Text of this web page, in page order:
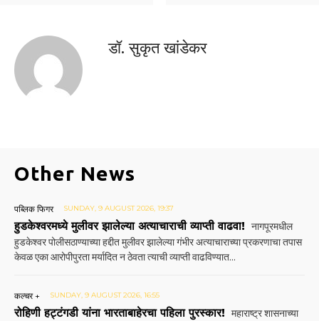
डॉ. सुकृत खांडेकर
Other News
पब्लिक फिगर SUNDAY, 9 AUGUST 2026, 19:37
हुडकेश्वरमध्ये मुलीवर झालेल्या अत्याचाराची व्याप्ती वाढवा! नागपूरमधील
हुडकेश्वर पोलीसठाण्याच्या हद्दीत मुलीवर झालेल्या गंभीर अत्याचाराच्या प्रकरणाचा तपास
केवळ एका आरोपीपुरता मर्यादित न ठेवता त्याची व्याप्ती वाढविण्यात...
कल्चर + SUNDAY, 9 AUGUST 2026, 16:55
रोहिणी हट्टंगडी यांना भारताबाहेरचा पहिला पुरस्कार! महाराष्ट्र शासनाच्या